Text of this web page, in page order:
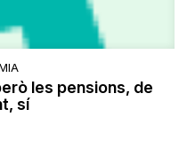
les pensions, de
sí